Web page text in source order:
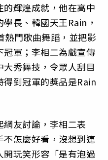
輝煌成就，他在高中
長、韓國天王Rain，
熱門歌曲舞蹈，並把影
冠軍；李相二為戲宣傳
秀舞技，令眾人刮目
到冠軍的獎品是Rain
友討論，李相二表
怎麼好看，沒想到連
玩笑形容「是有泡過